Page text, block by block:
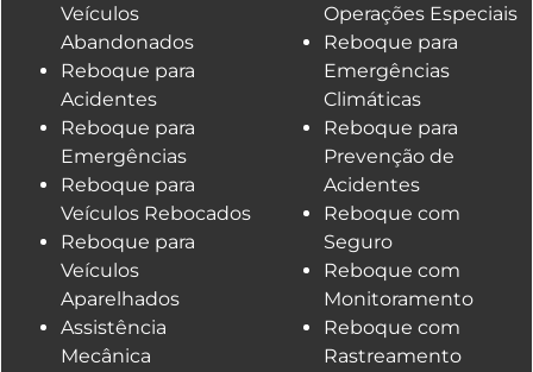
Veículos
Abandonados
Reboque para
Acidentes
Reboque para
Emergências
Reboque para
Veículos Rebocados
Reboque para
Veículos
Aparelhados
Assistência
Mecânica
Operações Especiais
Reboque para
Emergências
Climáticas
Reboque para
Prevenção de
Acidentes
Reboque com
Seguro
Reboque com
Monitoramento
Reboque com
Rastreamento